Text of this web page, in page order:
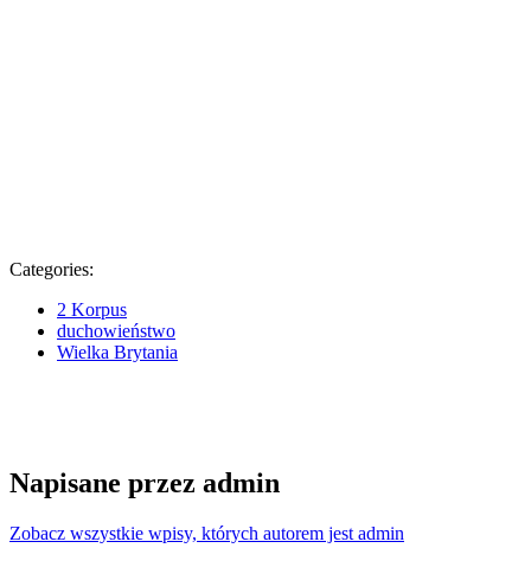
Categories:
2 Korpus
duchowieństwo
Wielka Brytania
Napisane przez admin
Zobacz wszystkie wpisy, których autorem jest admin